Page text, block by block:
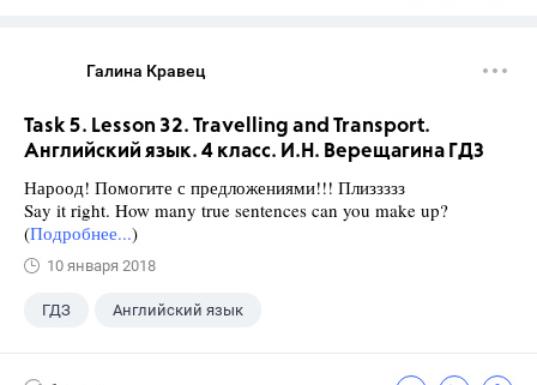
Галина Кравец
Task 5. Lesson 32. Travelling and Transport.
Английский язык. 4 класс. И.Н. Верещагина ГДЗ
Нароод! Помогите с предложениями!!! Плиззззз
Say it right. How many true sentences can you make up?
(Подробнее...)
10 января 2018
ГДЗ Английский язык